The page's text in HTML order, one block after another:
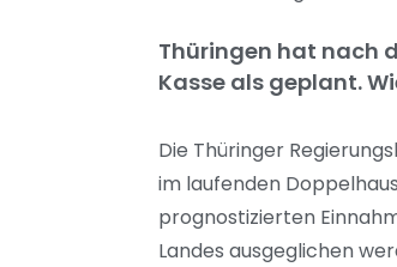
Thüringen hat nach
Kasse als geplant.
Die Thüringer
im laufenden
prognostizierten
Landes ausgeglichen